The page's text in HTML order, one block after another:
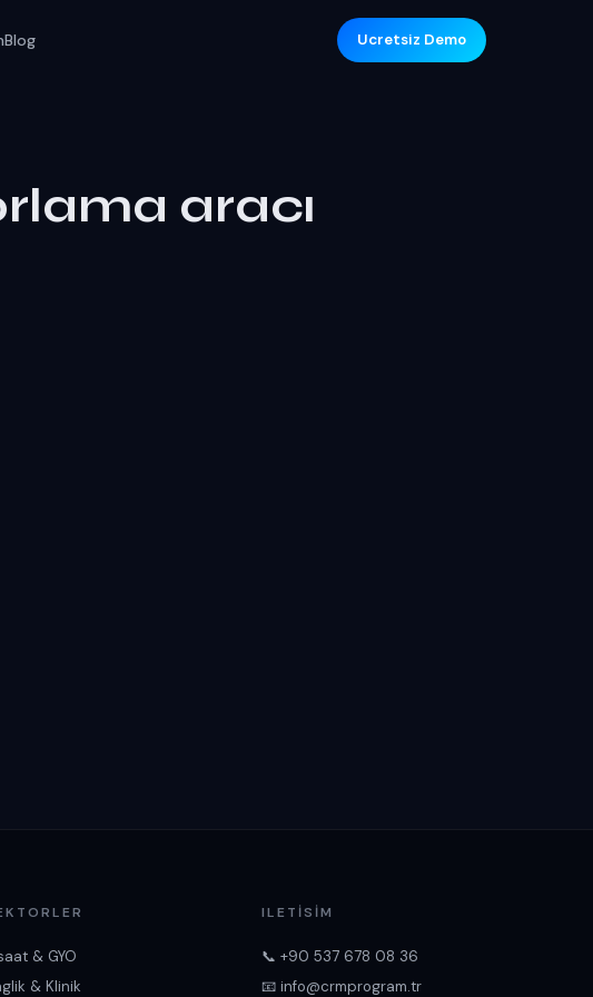
Blog Ucretsiz Demo
aracı
& GYO
& Klinik
ILETISIM
📞 +90 537 678 08 36
📧 info@crmprogram.tr